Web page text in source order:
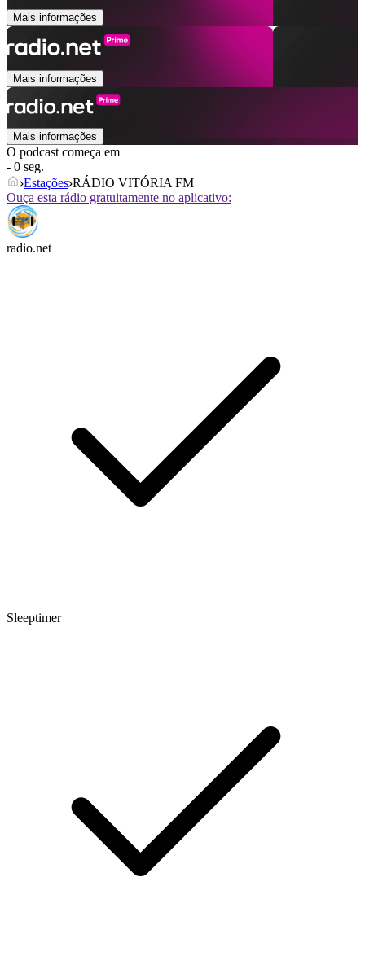
Mais informações
Mais informações
Mais informações
O podcast começa em
- 0 seg.
Estações RÁDIO VITÓRIA FM
Ouça esta rádio gratuitamente no aplicativo:
radio.net
Sleeptimer